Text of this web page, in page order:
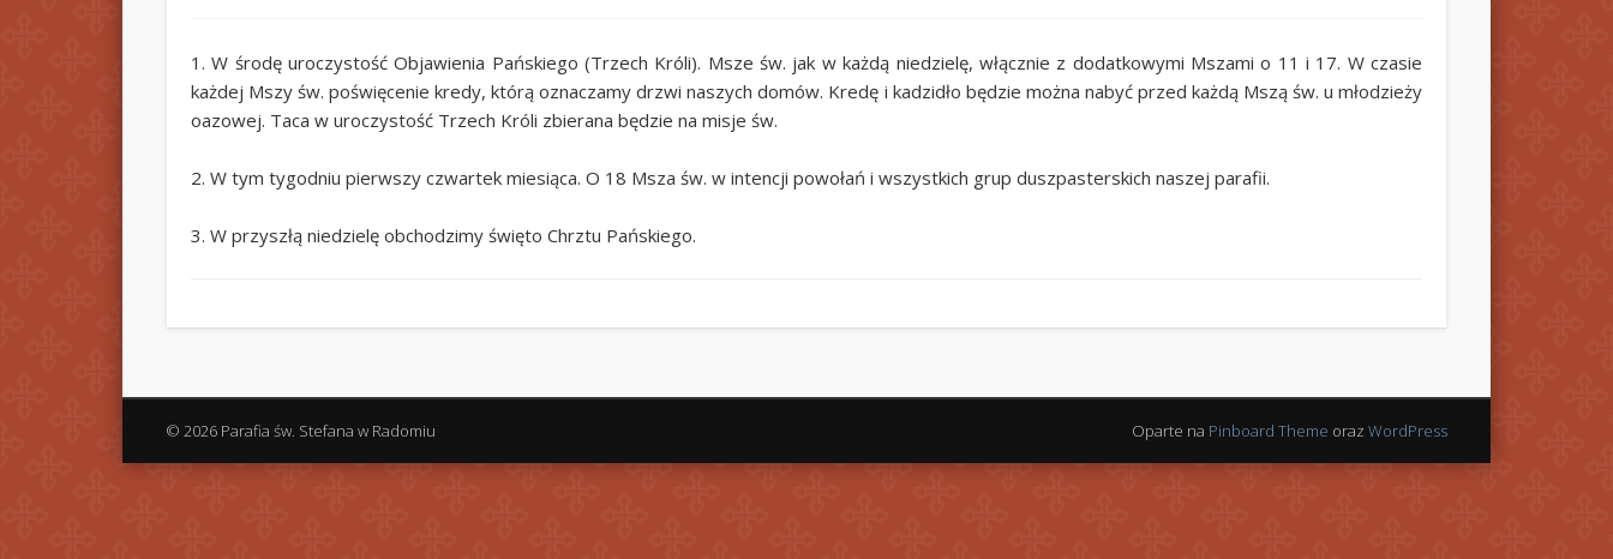
1. W środę uroczystość Objawienia Pańskiego (Trzech Króli). Msze św. jak w każdą niedzielę, włącznie z dodatkowymi Mszami o 11 i 17. W czasie
każdej Mszy św. poświęcenie kredy, którą oznaczamy drzwi naszych domów. Kredę i kadzidło będzie można nabyć przed każdą Mszą św. u młodzieży
oazowej. Taca w uroczystość Trzech Króli zbierana będzie na misje św.
2. W tym tygodniu pierwszy czwartek miesiąca. O 18 Msza św. w intencji powołań i wszystkich grup duszpasterskich naszej parafii.
3. W przyszłą niedzielę obchodzimy święto Chrztu Pańskiego.
© 2026 Parafia św. Stefana w Radomiu Oparte na Pinboard Theme oraz WordPress